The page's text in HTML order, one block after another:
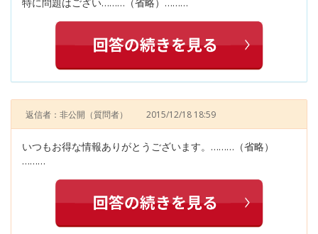
返信者：非公開 （質問者） 2015/12/18 18:59
いつもお得な情報ありがとうございます。………（省略）
………